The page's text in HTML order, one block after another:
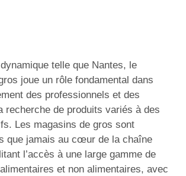
telle que Nantes, le
joue un rôle fondamental dans
des professionnels et des
recherche de produits variés à des
Les magasins de gros sont
que jamais au cœur de la chaîne
l’accès à une large gamme de
et non alimentaires, avec